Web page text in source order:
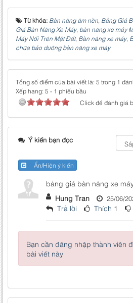
Từ khóa: Bàn nâng âm nền, Bảng Giá
Giá Bàn Nâng Xe Máy, bàn nâng xe máy
Máy Nổi Trên Mặt Đất, Bàn nâng xe máy,
chữa bảo dưỡng bàn nâng xe máy
Tổng số điểm của bài viết là: 5 trong 1
Xếp hạng: 5 - 1 phiếu bầu
Click để đánh giá
Ý kiến bạn đọc
Ẩn/Hiện ý kiến
bảng giá bàn nâng xe
Hung Tran
25/06/
Trả lời Thích 1
Bạn cần đăng nhập thành viên
bài viết này